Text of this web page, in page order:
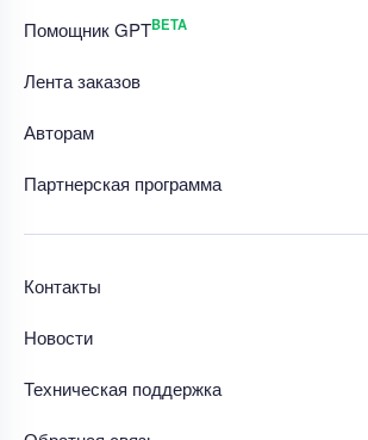
Помощник GPTBETA
Лента заказов
Авторам
Партнерская программа
Контакты
Новости
Техническая поддержка